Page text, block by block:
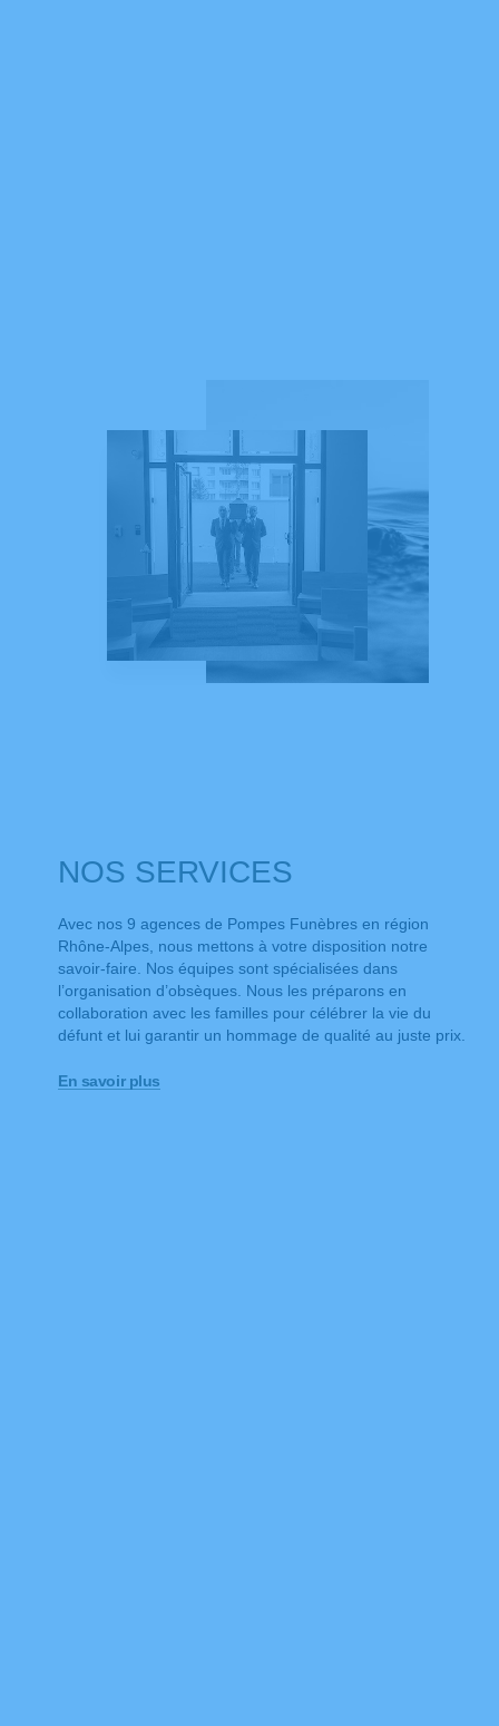
NOS SERVICES
Avec nos 9 agences de Pompes Funèbres en région
Rhône-Alpes, nous mettons à votre disposition notre
savoir-faire. Nos équipes sont spécialisées dans
l’organisation d’obsèques. Nous les préparons en
collaboration avec les familles pour célébrer la vie du
défunt et lui garantir un hommage de qualité au juste prix.
En savoir plus